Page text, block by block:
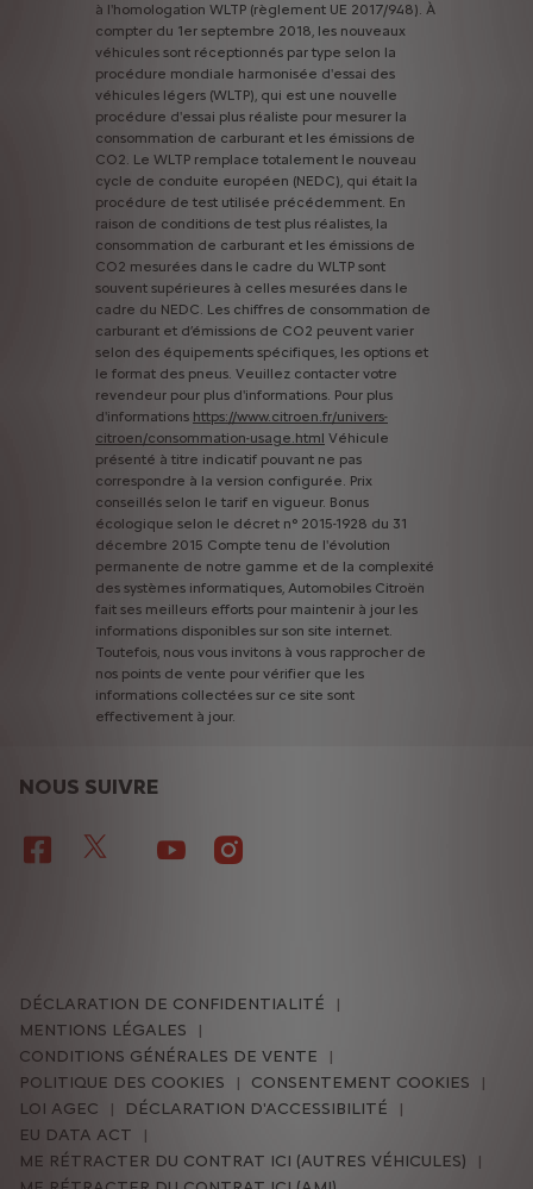
à l'homologation WLTP (règlement UE 2017/948). À
compter du 1er septembre 2018, les nouveaux
véhicules sont réceptionnés par type selon la
procédure mondiale harmonisée d'essai des
véhicules légers (WLTP), qui est une nouvelle
procédure d'essai plus réaliste pour mesurer la
consommation de carburant et les émissions de
CO2. Le WLTP remplace totalement le nouveau
cycle de conduite européen (NEDC), qui était la
procédure de test utilisée précédemment. En
raison de conditions de test plus réalistes, la
consommation de carburant et les émissions de
CO2 mesurées dans le cadre du WLTP sont
souvent supérieures à celles mesurées dans le
cadre du NEDC. Les chiffres de consommation de
carburant et d’émissions de CO2 peuvent varier
selon des équipements spécifiques, les options et
le format des pneus. Veuillez contacter votre
revendeur pour plus d'informations. Pour plus
d'informations https://www.citroen.fr/univers-
citroen/consommation-usage.html Véhicule
présenté à titre indicatif pouvant ne pas
correspondre à la version configurée. Prix
conseillés selon le tarif en vigueur. Bonus
écologique selon le décret n° 2015-1928 du 31
décembre 2015 Compte tenu de l'évolution
permanente de notre gamme et de la complexité
des systèmes informatiques, Automobiles Citroën
fait ses meilleurs efforts pour maintenir à jour les
informations disponibles sur son site internet.
Toutefois, nous vous invitons à vous rapprocher de
nos points de vente pour vérifier que les
informations collectées sur ce site sont
effectivement à jour.
NOUS SUIVRE
DÉCLARATION DE CONFIDENTIALITÉ
MENTIONS LÉGALES
CONDITIONS GÉNÉRALES DE VENTE
POLITIQUE DES COOKIES
CONSENTEMENT COOKIES
LOI AGEC
DÉCLARATION D'ACCESSIBILITÉ
EU DATA ACT
ME RÉTRACTER DU CONTRAT ICI (AUTRES VÉHICULES)